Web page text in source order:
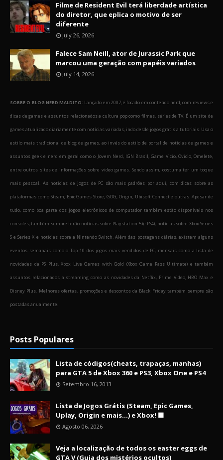
Filme de Resident Evil terá liberdade artística
do diretor, que eplica o motivo de ser
diferente
July 26, 2026
Falece Sam Neill, ator de Jurassic Park que
marcou uma geração com papéis variados
July 14, 2026
SOBRE O BLOG NERD MALDITO: Lançado em 2007, é focado em conteúdo nerd, com reviews e
dicas de games e assuntos relacionados a cultura pop como filmes, séries de TV. É um site de
games atualizado diariamente com notícias variadas, indo desde jogos grátis a tutoriais. Usa o
estilo mais tradicional de blog de games, ao invés do estilo de portal de notícias de games e
assuntos geek e nerd em geral como o Jovem Nerd, IGN Brasil, Game Vicio, Ovicio, Omelete,
entre outros sites de informações sobre video games. Sendo assim, costuma ter um toque
mais pessoal. As notícias de jogos de PC são mais padrões por aqui, com dicas sobre as
plataformas como Steam, Epic Games Store, GOG, Origin, Ubisoft Connect e outras. Apesar de
tudo, como boa parte dos jogos eletrônicos de computador também estão disponíveis nos
consoles, também sempre terão notícias sobre Playstation 5 (e PS4), notícias sobre Xbox Series
S e Series X e notícias sobre a Nintendo Switch. Além das postagens diárias, existem alguns
eventos semanais como o Top 10 dos jogos mais vendidos de PC, mensais como a lista de
novidades da PS Plus, Xbox Live Games with Gold (Xbox Game Pass Ultimate) e também
assuntos relacionados a streaming como as novidades da Netflix, Prime Video, HBO Max e
Disney Plus. Melhores ofertas, promoções e descontos da Black Friday também sempre são
postadas anualmente!
Posts Populares
Lista de códigos(cheats, trapaças, manhas)
para GTA 5 de Xbox 360 e PS3, Xbox One e PS4
Setembro 16, 2013
Lista de Jogos Grátis (Steam, Epic Games,
Uplay, Origin e mais...) e Xbox! 🟩
Agosto 06, 2026
Veja a localização de todos os easter eggs de
GTA V (Guia dos mistérios ocultos)